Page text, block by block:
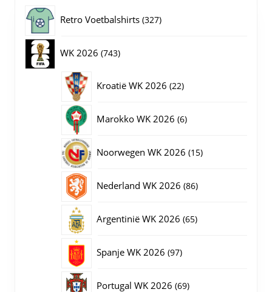
Retro Voetbalshirts 327327
WK 2026 743743
Kroatië WK 2026 2222
Marokko WK 2026 66
Noorwegen WK 2026 1515
Nederland WK 2026 8686
Argentinië WK 2026 6565
Spanje WK 2026 9797
Portugal WK 2026 6969